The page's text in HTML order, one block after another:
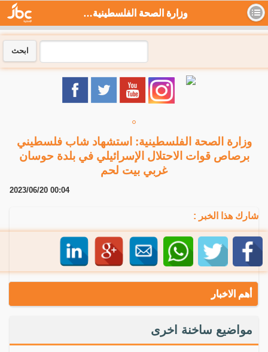
وزارة الصحة الفلسطينية: استشهاد شاب فلسطيني برصاص قوات الاحتلال الإسرائيلي في بلدة حوسان غربي بيت لحم - جي بي سي نيوز
ابحث
وزارة الصحة الفلسطينية: استشهاد شاب فلسطيني
برصاص قوات الاحتلال الإسرائيلي في بلدة حوسان
غربي بيت لحم
2023/06/20 00:04
شارك هذا الخبر :
أهم الاخبار
مواضيع ساخنة اخرى